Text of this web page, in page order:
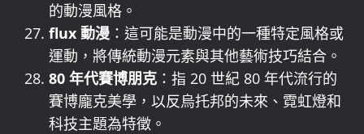
的動漫風格。
flux 動漫 ：這可能是動漫中的一種特定風格或
運動，將傳統動漫元素與其他藝術技巧結合。
80 年代賽博朋克 ：指 20 世紀 80 年代流行的
賽博龐克美學，以反烏托邦的未來、霓虹燈和
科技主題為特徵。